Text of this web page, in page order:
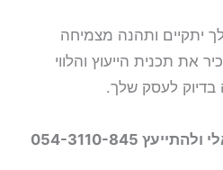
יתקיים ותהנה מצמיחה
את תכנית הייעוץ והלווי
בדיוק לעסק שלך.
054-3110-845